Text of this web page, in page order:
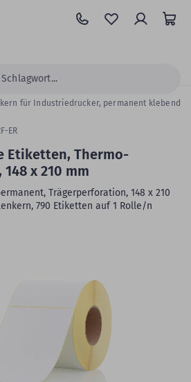
für Industriedrucker, permanent klebend
Etiketten, Thermo-
x 210 mm
Trägerperforation, 148 x 210
790 Etiketten auf 1 Rolle/n
ER